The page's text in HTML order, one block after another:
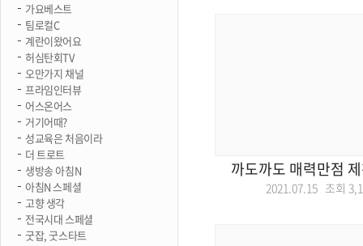
가요베스트
팀로컬C
계란이왔어요
허심탄회TV
오만가지 채널
프라임인터뷰
어스온어스
거기어때?
성교육은 처음이라
더 트로트
생방송 아침N
아침N 스페셜
고향 생각
전국시대 스페셜
굿잡, 굿스타트
까도까도 매력만점
2021.07.15 조회